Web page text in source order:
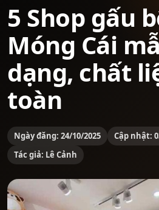
5 Shop gấu
Móng Cái
dạng, chất
toàn
Ngày đăng: 24/10/2025 Cập nhật:
Tác giả: Lê Cảnh